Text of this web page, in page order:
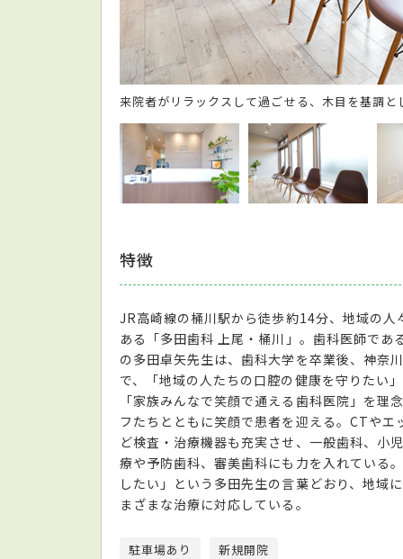
来院者がリラックスして過ごせる、木目を基調と
特徴
JR高崎線の桶川駅から徒歩約14分、地域の
ある「多田歯科 上尾・桶川」。歯科医師で
の多田卓矢先生は、歯科大学を卒業後、神奈
で、「地域の人たちの口腔の健康を守りたい
「家族みんなで笑顔で通える歯科医院」を
フたちとともに笑顔で患者を迎える。CTや
ど検査・治療機器も充実させ、一般歯科、小
療や予防歯科、審美歯科にも力を入れている
したい」という多田先生の言葉どおり、地域
まざまな治療に対応している。
駐車場あり 新規開院